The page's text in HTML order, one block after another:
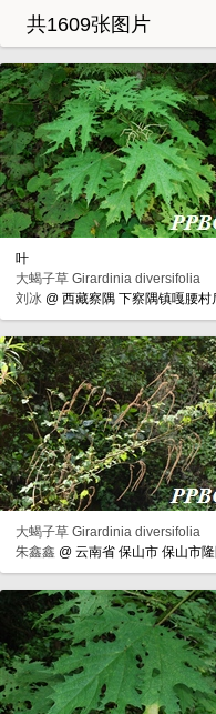
共1609张图片
叶
大蝎子草 Girardinia diversifolia
刘冰 @西藏察隅 下察隅镇嘎腰村
大蝎子草 Girardinia diversifolia
朱鑫鑫 @云南省 保山市 保山市